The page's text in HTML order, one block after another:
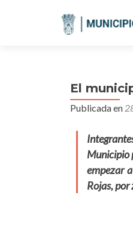
El
Publicada en
Municipio
empezar
Rojas,